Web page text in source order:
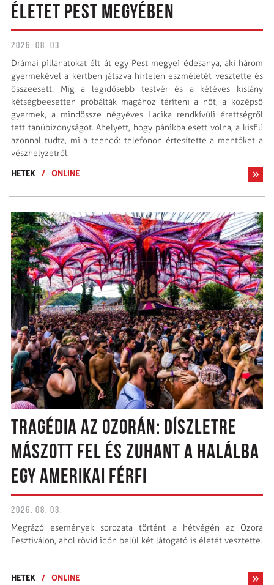
ÉLETET PEST MEGYÉBEN
2026. 08. 03.
Drámai pillanatokat élt át egy Pest megyei édesanya, aki három
gyermekével a kertben játszva hirtelen eszméletét vesztette és
összeesett. Míg a legidősebb testvér és a kétéves kislány
kétségbeesetten próbálták magához téríteni a nőt, a középső
gyermek, a mindössze négyéves Lacika rendkívüli érettségről
tett tanúbizonyságot. Ahelyett, hogy pánikba esett volna, a kisfiú
azonnal tudta, mi a teendő: telefonon értesítette a mentőket a
vészhelyzetről.
HETEK
/ ONLINE
TRAGÉDIA AZ OZORÁN: DÍSZLETRE
MÁSZOTT FEL ÉS ZUHANT A HALÁLBA
EGY AMERIKAI FÉRFI
2026. 08. 03.
Megrázó események sorozata történt a hétvégén az Ozora
Fesztiválon, ahol rövid időn belül két látogató is életét vesztette.
HETEK / ONLINE